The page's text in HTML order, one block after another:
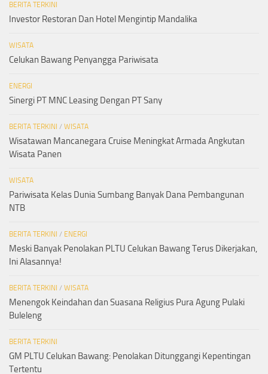
BERITA TERKINI
Investor Restoran Dan Hotel Mengintip Mandalika
WISATA
Celukan Bawang Penyangga Pariwisata
ENERGI
Sinergi PT MNC Leasing Dengan PT Sany
BERITA TERKINI / WISATA
Wisatawan Mancanegara Cruise Meningkat Armada Angkutan
Wisata Panen
WISATA
Pariwisata Kelas Dunia Sumbang Banyak Dana Pembangunan
NTB
BERITA TERKINI / ENERGI
Meski Banyak Penolakan PLTU Celukan Bawang Terus Dikerjakan,
Ini Alasannya!
BERITA TERKINI / WISATA
Menengok Keindahan dan Suasana Religius Pura Agung Pulaki
Buleleng
BERITA TERKINI
GM PLTU Celukan Bawang: Penolakan Ditunggangi Kepentingan
Tertentu